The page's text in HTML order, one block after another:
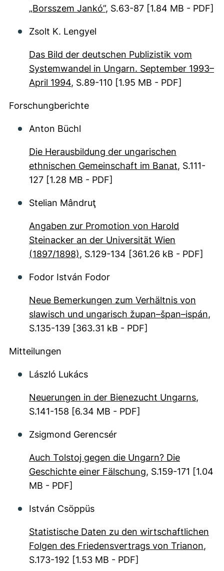
„Borsszem Jankó”, S.63-87 [1.84 MB - PDF]
Zsolt K. Lengyel
Das Bild der deutschen Publizistik vom
Systemwandel in Ungarn. September 1993–
April 1994, S.89-110 [1.95 MB - PDF]
Forschungberichte
Anton Büchl
Die Herausbildung der ungarischen
ethnischen Gemeinschaft im Banat, S.111-
127 [1.28 MB - PDF]
Stelian Mândruţ
Angaben zur Promotion von Harold
Steinacker an der Universität Wien
(1897/1898), S.129-134 [361.26 kB - PDF]
Fodor István Fodor
Neue Bemerkungen zum Verhältnis von
slawisch und ungarisch župan–špan–ispán,
S.135-139 [363.31 kB - PDF]
Mitteilungen
László Lukács
Neuerungen in der Bienezucht Ungarns,
S.141-158 [6.34 MB - PDF]
Zsigmond Gerencsér
Auch Tolstoj gegen die Ungarn? Die
Geschichte einer Fälschung, S.159-171 [1.04
MB - PDF]
István Csöppüs
Statistische Daten zu den wirtschaftlichen
Folgen des Friedensvertrags von Trianon,
S.173-192 [1.53 MB - PDF]